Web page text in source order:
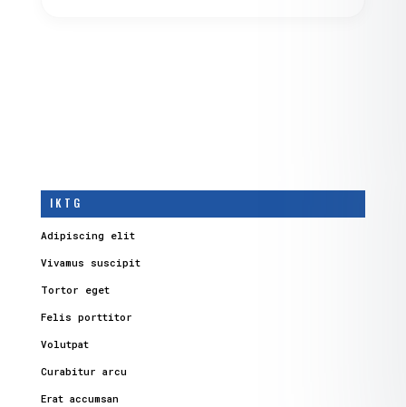
I K T G
Adipiscing elit
Vivamus suscipit
Tortor eget
Felis porttitor
Volutpat
Curabitur arcu
Erat accumsan